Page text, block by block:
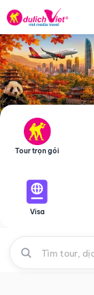
Tour trọn gói
Visa